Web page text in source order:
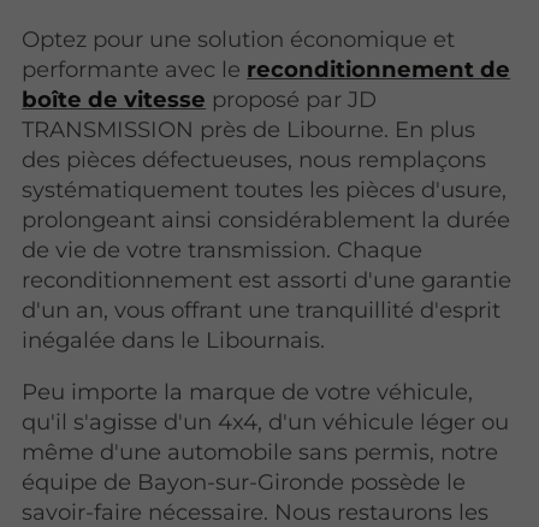
Optez pour une solution économique et
performante avec le reconditionnement de
boîte de vitesse proposé par JD
TRANSMISSION près de Libourne. En plus
des pièces défectueuses, nous remplaçons
systématiquement toutes les pièces d'usure,
prolongeant ainsi considérablement la durée
de vie de votre transmission. Chaque
reconditionnement est assorti d'une garantie
d'un an, vous offrant une tranquillité d'esprit
inégalée dans le Libournais.
Peu importe la marque de votre véhicule,
qu'il s'agisse d'un 4x4, d'un véhicule léger ou
même d'une automobile sans permis, notre
équipe de Bayon-sur-Gironde possède le
savoir-faire nécessaire. Nous restaurons les